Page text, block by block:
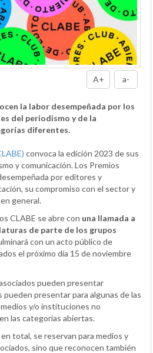
A+ a-
la labor desempeñada por los
del periodismo y de la
diferentes.
convoca la edición 2023 de sus
y comunicación. Los Premios
por editores y
su compromiso con el sector y
general.
CLABE se abre con una llamada a
de parte de los grupos
con un acto público de
el próximo día 15 de noviembre
pueden presentar
presentar para algunas de las
y/o instituciones no
las categorías abiertas.
total, se reservan para medios y
sino que reconocen también